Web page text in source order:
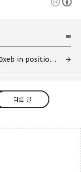
파이썬 'cp949' codec can't decode byte 0xeb in position 0: illegal multibyte sequence 오류
다른 글